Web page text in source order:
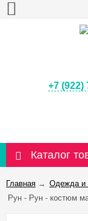
+7 (922)
Каталог
Главная → Одежда и
Рун - Рун - костюм